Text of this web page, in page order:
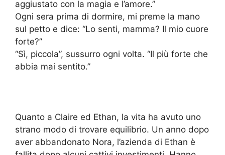
aggiustato con la magia e l’amore.”
Ogni sera prima di dormire, mi preme la mano
sul petto e dice: “Lo senti, mamma? Il mio cuore
forte?”
“Sì, piccola”, sussurro ogni volta. “Il più forte che
abbia mai sentito.”
Quanto a Claire ed Ethan, la vita ha avuto uno
strano modo di trovare equilibrio. Un anno dopo
aver abbandonato Nora, l’azienda di Ethan è